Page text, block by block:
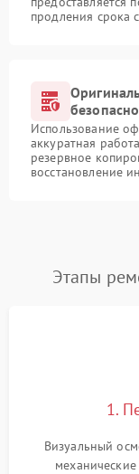
продления срока
Использование
аккуратная
резервное
восстановление
Этапы
1.
Визуальный